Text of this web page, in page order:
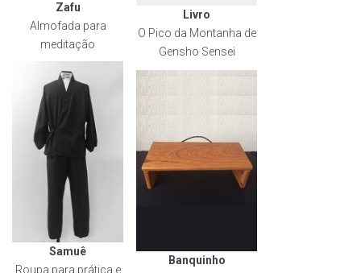
Zafu
Almofada para
meditação
Livro
O Pico da Montanha de
Gensho Sensei
Samuê
Roupa para prática e
Banquinho